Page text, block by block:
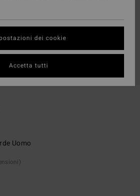
Uomo
dei cookie
Accetta tutti